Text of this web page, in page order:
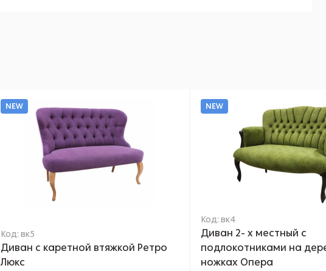
NEW
Код: вк5
Диван с каретной втяжкой Ретро
Люкс
NEW
Код: вк4
Диван 2- х местный с
подлокотниками на
ножках Опера